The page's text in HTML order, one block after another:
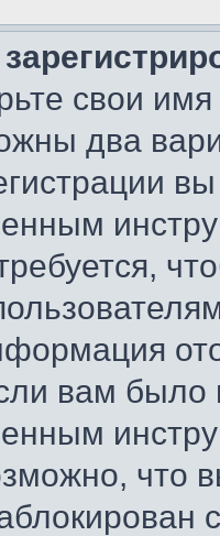
свои
два
вам
что